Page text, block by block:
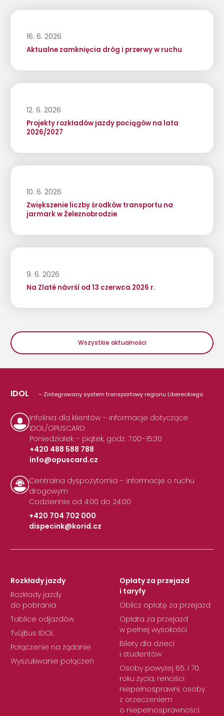
16. 6. 2026
Aktualne zamknięcia dróg i przerwy w ruchu
12. 6. 2026
Projekty rozkładów jazdy pociągów na lata
2026/2027
10. 6. 2026
Zwiększenie liczby środków transportu na
jarmark w Železnobrodzie
9. 6. 2026
Na Zlaté návrší od 13 czerwca 2026 r.
Wszystkie aktualności
IDOL – Zintegrowany system transportowy regionu Libereckiego
Infolinia dla klientów – informacje dotyczące
IDOL/OPUSCARD
Poniedziałek – piątek, godz. 7:00–15:30
+420 488 588 788
|
info@opuscard.cz
Centralna dyspozytornia – informacje o ruchu
drogowym
Codziennie od 4:00 do 24:00
+420 704 702 000
|
dispecink@korid.cz
Rozkłady jazdy
Rozkłady jazdy
do pobrania
Tablice odjazdów
TvůjBus IDOL
Połączenie na żądanie
Wyszukiwanie połączeń
Opłaty za przejazd
i taryfy
Oblicz opłatę za przejazd
Opłata za przejazd
w pełnej wysokości
Bilety dla dzieci
i studentów
Osoby powyżej 65. i 70.
roku życia, renciści
niepełnosprawni, osoby
z orzeczeniem
o niepełnosprawności